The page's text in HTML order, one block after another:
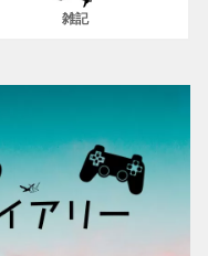
雑記